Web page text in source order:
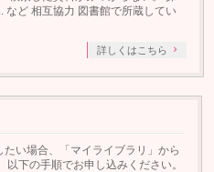
など 相互協力 図書館で所蔵してい
詳しくはこちら
い場合、「マイライブラリ」から
下の手順でお申し込みください。